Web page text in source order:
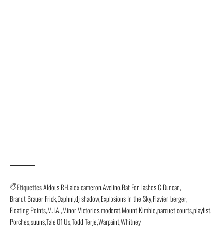
EtiquettesAldous RHalex cameronAvelino Bat For Lashes C Duncan
Brandt Brauer FrickDaphnidj shadowExplosions In the SkyFlavien berger
Floating PointsM.I.A. Minor VictoriesmoderatMount Kimbieparquet courtsplaylist
PorchessuunsTale Of UsTodd TerjeWarpaintWhitney